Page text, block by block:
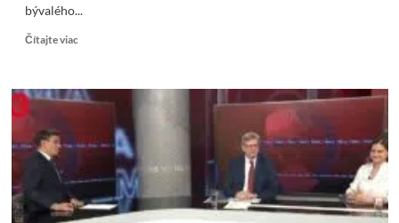
bývalého...
Čítajte viacRead
Kolíková
o
klamala,
výzva
iba